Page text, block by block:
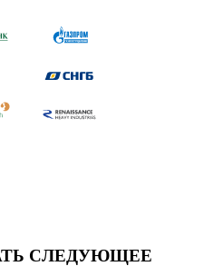
СЛЕДУЮЩЕЕ